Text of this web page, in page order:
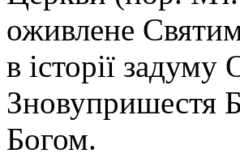
оживлене
в історії
Зновупришестя
Богом.